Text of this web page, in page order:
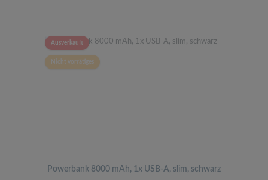
Ausverkauft
Nicht vorrätiges
Powerbank 8000 mAh, 1x USB-A, slim, schwarz